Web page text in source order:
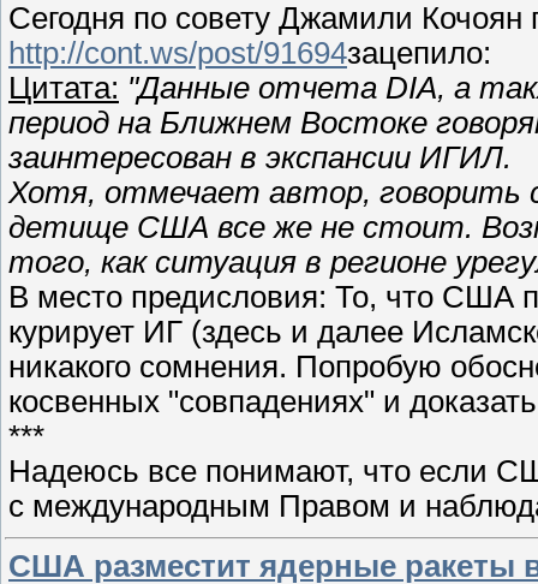
Сегодня по совету Джамили Кочоян
http://cont.ws/post/91694зацепило:
Цитата: "Данные отчета DIA, а
период на Ближнем Востоке
заинтересован в экспансии ИГИЛ.
Хотя, отмечает автор, говорить
детище США все же не стоит.
того, как ситуация в регионе
В место предисловия: То, что США
курирует ИГ (здесь и далее
никакого сомнения. Попробую
косвенных "совпадениях" и
***
Надеюсь все понимают, что если
с международным Правом и
США разместит ядерные ракеты